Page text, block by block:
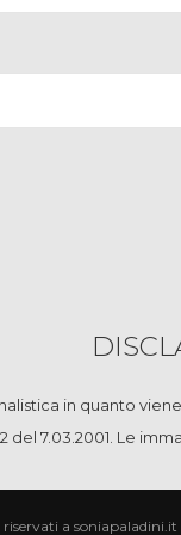
in quanto
7.03.2001. Le
a soniapaladini.it